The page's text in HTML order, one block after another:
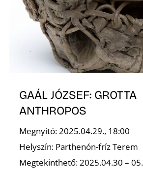
GAÁL JÓZSEF: GROTTA
ANTHROPOS
Megnyitó: 2025.04.29., 18:00
Helyszín: Parthenón-fríz Terem
Megtekinthető: 2025.04.30 –